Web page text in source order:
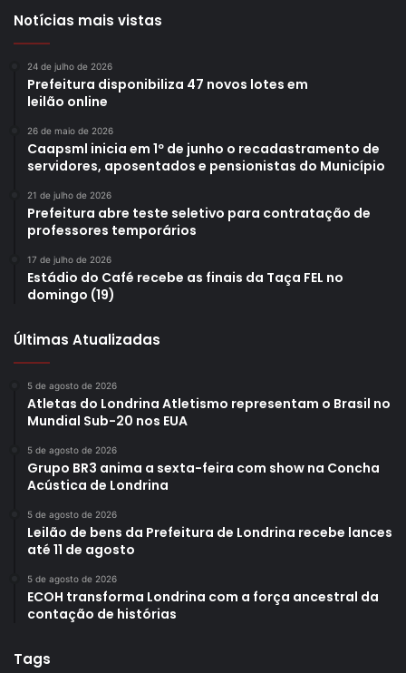
Notícias mais vistas
24 de julho de 2026
Prefeitura disponibiliza 47 novos lotes em
leilão online
26 de maio de 2026
Caapsml inicia em 1º de junho o recadastramento de
servidores, aposentados e pensionistas do Município
21 de julho de 2026
Prefeitura abre teste seletivo para contratação de
professores temporários
17 de julho de 2026
Estádio do Café recebe as finais da Taça FEL no
domingo (19)
Últimas Atualizadas
5 de agosto de 2026
Atletas do Londrina Atletismo representam o Brasil no
Mundial Sub-20 nos EUA
5 de agosto de 2026
Grupo BR3 anima a sexta-feira com show na Concha
Acústica de Londrina
5 de agosto de 2026
Leilão de bens da Prefeitura de Londrina recebe lances
até 11 de agosto
5 de agosto de 2026
ECOH transforma Londrina com a força ancestral da
contação de histórias
Tags